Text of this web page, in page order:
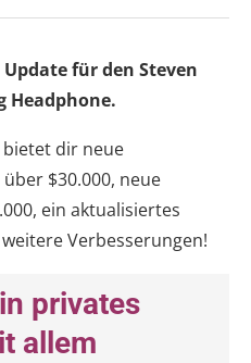
für den Steven
Headphone.
bietet dir neue
$30.000, neue
ein aktualisiertes
Verbesserungen!
privates
allem